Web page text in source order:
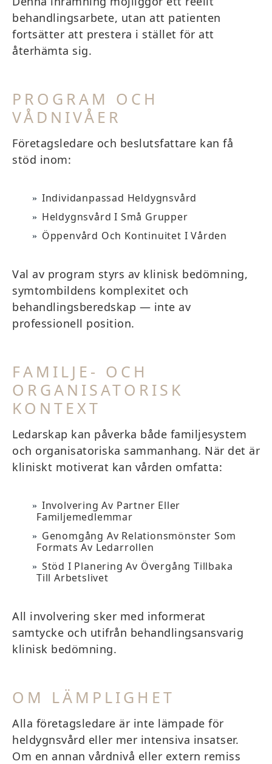
behandlingsarbete, utan att patienten
fortsätter att prestera i stället för att
återhämta sig.
PROGRAM OCH
VÅDNIVÅER
Företagsledare och beslutsfattare kan få
stöd inom:
Individanpassad Heldygnsvård
Heldygnsvård I Små Grupper
Öppenvård Och Kontinuitet I Vården
Val av program styrs av klinisk bedömning,
symtombildens komplexitet och
behandlingsberedskap — inte av
professionell position.
FAMILJE- OCH
ORGANISATORISK
KONTEXT
Ledarskap kan påverka både familjesystem
och organisatoriska sammanhang. När det är
kliniskt motiverat kan vården omfatta:
Involvering Av Partner Eller
Familjemedlemmar
Genomgång Av Relationsmönster Som
Formats Av Ledarrollen
Stöd I Planering Av Övergång Tillbaka
Till Arbetslivet
All involvering sker med informerat
samtycke och utifrån behandlingsansvarig
klinisk bedömning.
OM LÄMPLIGHET
Alla företagsledare är inte lämpade för
heldygnsvård eller mer intensiva insatser.
Om en annan vårdnivå eller extern remiss